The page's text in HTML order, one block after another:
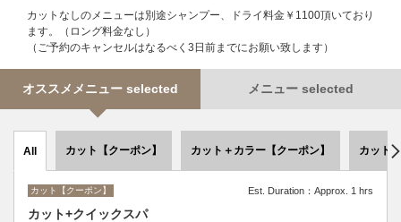
カットなしのメニューは別途シャンプー、ドライ料金￥1100頂いており
ます。（ロング料金なし）
（ご予約のキャンセルはなるべく3日前までにお願い致します）
オススメメニュー selected メニュー selected
All カット【クーポン】 カット＋カラー【クーポン】 カット
カット【クーポン】 Est. Duration：Approx. 1 hrs
カット+クイックスパ